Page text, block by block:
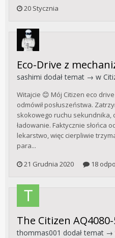
20 Stycznia
Eco-Drive z
sashimi dodał temat → w
Witajcie 😊 Mój Citizen eco
odmówił posłuszeństwa.
skokowego ruchu sekundnika,
ładowanie. Faktycznie słońca
lekarstwo, więc cierpliwie
para...
21 Grudnia 2020
18
The Citizen AQ4080-
thommas001 dodał temat →